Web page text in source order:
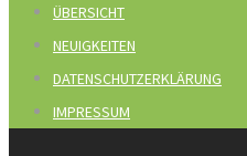
ÜBERSICHT
NEUIGKEITEN
DATENSCHUTZERKLÄRUNG
IMPRESSUM